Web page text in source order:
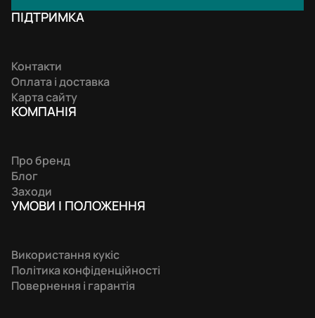
ПІДТРИМКА
Контакти
Оплата і доставка
Карта сайту
КОМПАНIЯ
Про бренд
Блог
Заходи
УМОВИ І ПОЛОЖЕННЯ
Використання кукіс
Політика конфіденційності
Повернення і гарантія